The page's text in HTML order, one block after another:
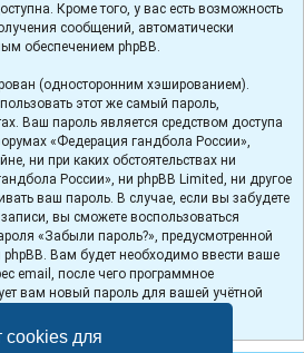
cookies для
Кроме того, у вас есть возможность
сообщений, автоматически
обеспечением phpBB.
(односторонним хэшированием).
этот же самый пароль,
Ваш пароль является средством доступа
«Федерация гандбола России»,
ни при каких обстоятельствах ни
России», ни phpBB Limited, ни другое
ваш пароль. В случае, если вы забудете
вы сможете воспользоваться
«Забыли пароль?», предусмотренной
Вам будет необходимо ввести ваше
email, после чего программное
вам новый пароль для вашей учётной